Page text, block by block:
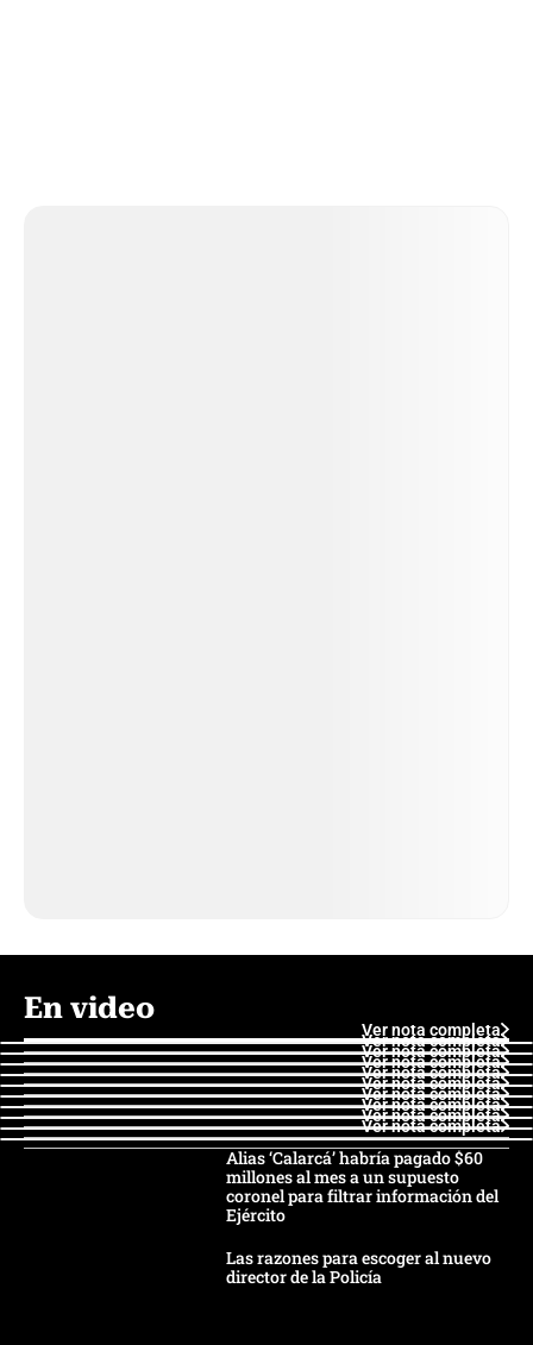
En video
Ver nota completa
Ver nota completa
Ver nota completa
Ver nota completa
Ver nota completa
Ver nota completa
Ver nota completa
Ver nota completa
Ver nota completa
Ver nota completa
Alias ‘Calarcá’ habría pagado $60
millones al mes a un supuesto
coronel para filtrar información del
Ejército
Las razones para escoger al nuevo
director de la Policía